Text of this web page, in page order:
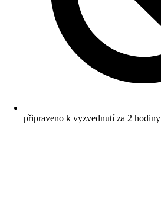
připraveno k vyzvednutí za 2 hodiny